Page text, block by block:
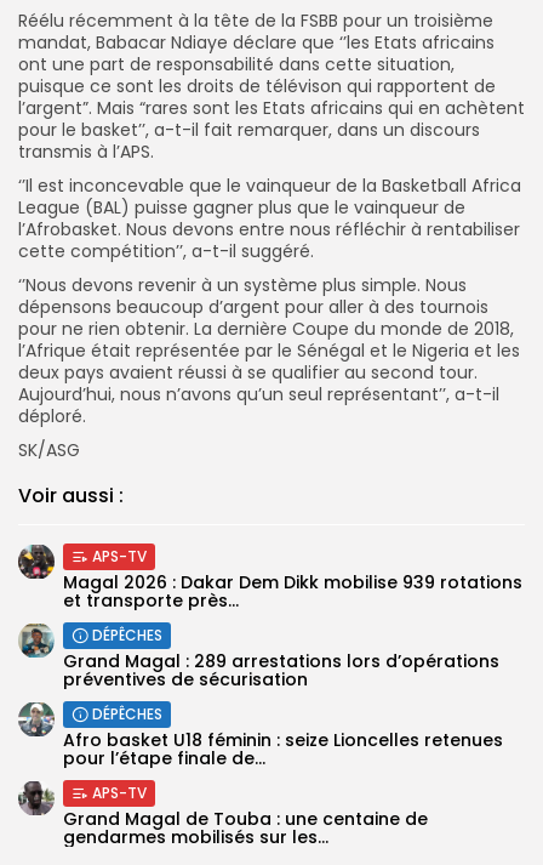
Réélu récemment à la tête de la FSBB pour un troisième
mandat, Babacar Ndiaye déclare que ‘’les Etats africains
ont une part de responsabilité dans cette situation,
puisque ce sont les droits de télévison qui rapportent de
l’argent”. Mais “rares sont les Etats africains qui en achètent
pour le basket’’, a-t-il fait remarquer, dans un discours
transmis à l’APS.
‘’Il est inconcevable que le vainqueur de la Basketball Africa
League (BAL) puisse gagner plus que le vainqueur de
l’Afrobasket. Nous devons entre nous réfléchir à rentabiliser
cette compétition’’, a-t-il suggéré.
‘’Nous devons revenir à un système plus simple. Nous
dépensons beaucoup d’argent pour aller à des tournois
pour ne rien obtenir. La dernière Coupe du monde de 2018,
l’Afrique était représentée par le Sénégal et le Nigeria et les
deux pays avaient réussi à se qualifier au second tour.
Aujourd’hui, nous n’avons qu’un seul représentant’’, a-t-il
déploré.
SK/ASG
Voir aussi :
APS-TV
Magal 2026 : Dakar Dem Dikk mobilise 939 rotations
et transporte près...
DÉPÊCHES
Grand Magal : 289 arrestations lors d’opérations
préventives de sécurisation
DÉPÊCHES
‎Afro basket U18 féminin : seize Lioncelles retenues
pour l’étape finale de...
APS-TV
Grand Magal de Touba : une centaine de
gendarmes mobilisés sur les...